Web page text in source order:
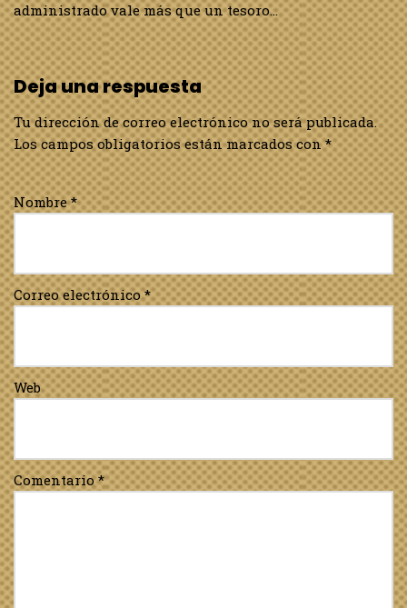
administrado vale más que un tesoro…
Deja una respuesta
Tu dirección de correo electrónico no será publicada.
Los campos obligatorios están marcados con*
Nombre*
Correo electrónico*
Web
Comentario*